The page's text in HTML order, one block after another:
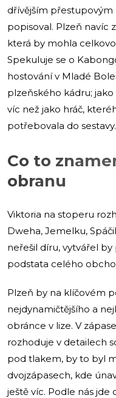
dřívějším přestupovým
popisoval. Plzeň navíc
která by mohla
Spekuluje se o
hostování v Mladé
plzeňského kádru;
víc než jako hráč,
potřebovala do sestavy.
Co to
obranu
Viktoria na stoperu
Dweha, Jemelku,
neřešil díru, vytvářel
podstata celého
Plzeň by na klíčovém
nejdynamičtějšího a
obránce v lize. V
rozhoduje v detailech
pod tlakem, by to byl
dvojzápasech, kde
ještě víc. Podle nás jde